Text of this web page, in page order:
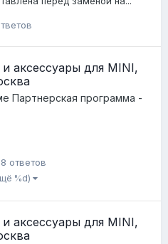
аксессуары для MINI,
Партнерская программа -
ответов
%d)
аксессуары для MINI,